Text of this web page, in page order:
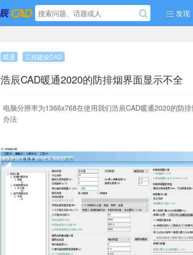
发现
暖通 工程建设CAD
浩辰CAD暖通2020的防排烟界面显示不全
电脑分辨率为1366x768在使用我们浩辰CAD暖通2020的防
办法